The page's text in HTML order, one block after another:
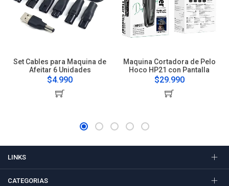
Set Cables para Maquina de
Afeitar 6 Unidades
$4.990
Maquina Cortadora de Pelo
Hoco HP21 con Pantalla
$29.990
LINKS
CATEGORIAS